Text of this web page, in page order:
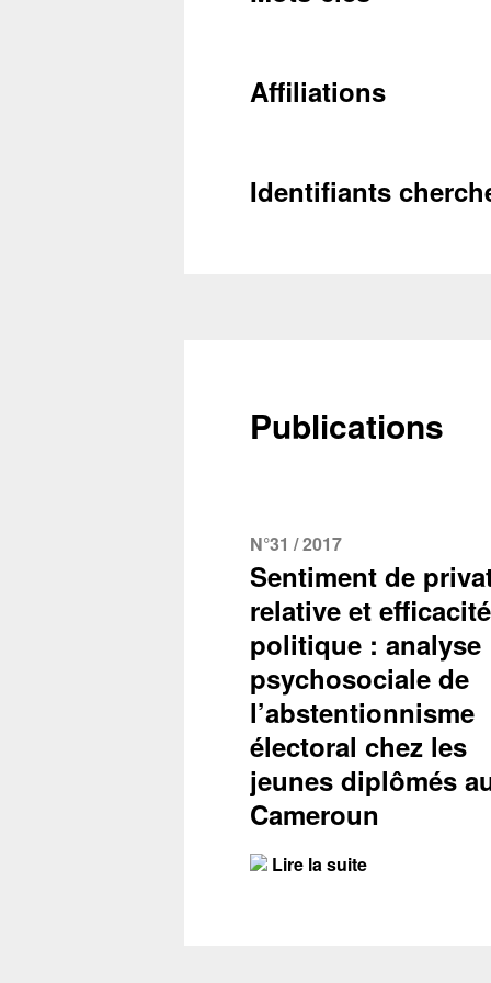
Affiliations
Identifiants
Publications
N°31 / 2017
Sentiment de
relative et efficacité
politique : analyse
psychosociale de
l’abstentionnisme
électoral chez les
jeunes diplômés
Cameroun
Lire la suite